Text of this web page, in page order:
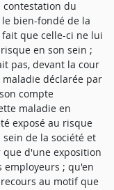
contestation du
bien-fondé de la
que celle-ci ne lui
en son sein ;
pas, devant la cour
déclarée par
compte
maladie en
exposé au risque
de la société et
d'une exposition
; qu'en
au motif que